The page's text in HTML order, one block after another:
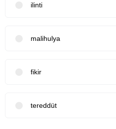
ilinti
malihulya
fikir
tereddüt